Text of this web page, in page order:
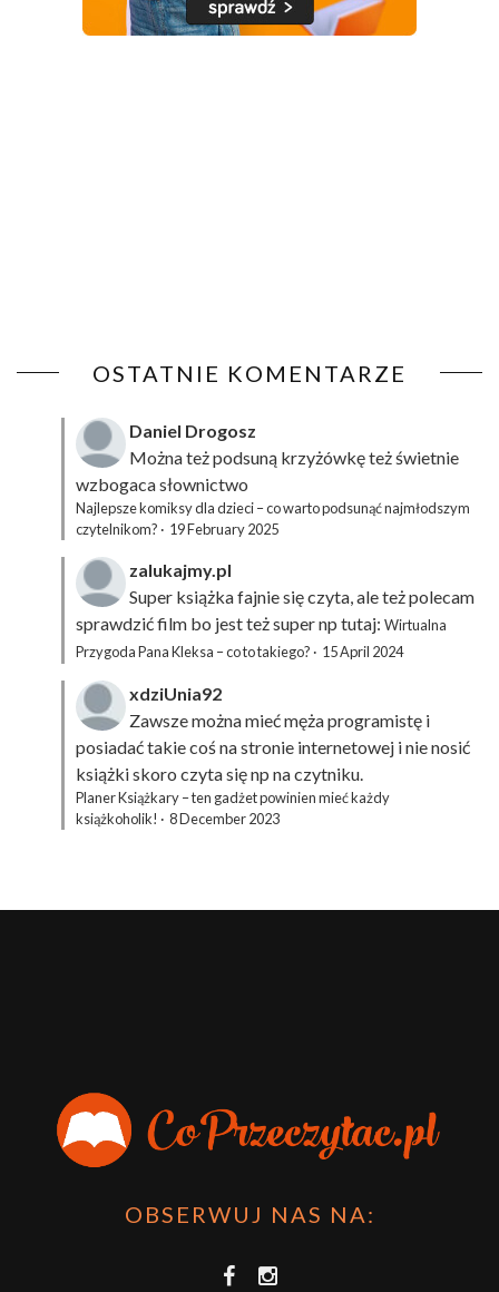
OSTATNIE KOMENTARZE
Daniel Drogosz
Można też podsuną krzyżówkęteż świetnie
wzbogaca słownictwo
Najlepsze komiksy dla dzieci – co warto podsunąć najmłodszym
czytelnikom? · 19 February 2025
zalukajmy.pl
Super książka fajnie się czyta, ale też polecam
sprawdzić film bo jest też super np tutaj: Wirtualna
Przygoda Pana Kleksa – co to takiego? · 15 April 2024
xdziUnia92
Zawsze można mieć męża programistę i
posiadać takie coś na stronie internetowej i nie nosić
książki skoro czyta się np na czytniku.
Planer Książkary – ten gadżet powinien mieć każdy
książkoholik! · 8 December 2023
OBSERWUJ NAS NA: